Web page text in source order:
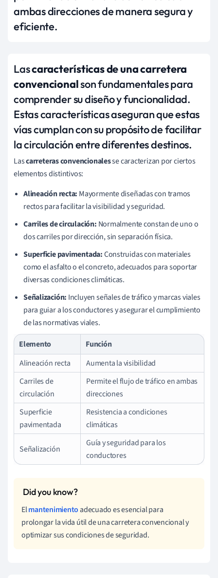
ambas direcciones de manera segura y
eficiente.
Lascaracterísticas de una carretera
convencionalson fundamentales para
comprender su diseño y funcionalidad.
Estas características aseguran que estas
vías cumplan con su propósito de facilitar
la circulación entre diferentes destinos.
Lascarreteras convencionalesse caracterizan por ciertos
elementos distintivos:
Alineación recta: Mayormente diseñadas con tramos
rectos para facilitar la visibilidad y seguridad.
Carriles de circulación: Normalmente constan de uno o
dos carriles por dirección, sin separación física.
Superficie pavimentada:Construidas con materiales
como el asfalto o el concreto, adecuados para soportar
diversas condiciones climáticas.
Señalización: Incluyen señales de tráfico y marcas viales
para guiar a los conductores y asegurar el cumplimiento
de las normativas viales.
Elemento
Función
Alineación recta
Aumenta la visibilidad
Carriles de
circulación
Permite el flujo de tráfico en ambas
direcciones
Superficie
pavimentada
Resistencia a condiciones
climáticas
Señalización
Guía y seguridad para los
conductores
Elmantenimiento adecuado es esencial para
prolongar la vida útil de una carretera convencional y
optimizar sus condiciones de seguridad.